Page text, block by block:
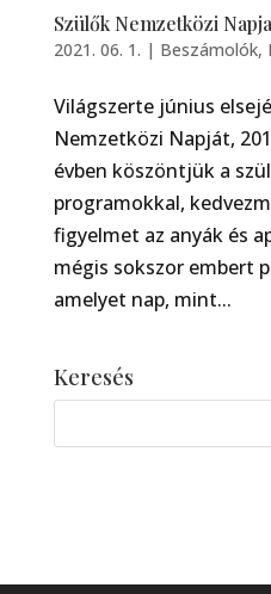
Szülők Nemzetközi Napja
2021. 06. 1. | Beszámolók,
Világszerte június
Nemzetközi Napját,
évben köszöntjük a
programokkal,
figyelmet az anyák és
mégis sokszor embert
amelyet nap, mint...
Keresés